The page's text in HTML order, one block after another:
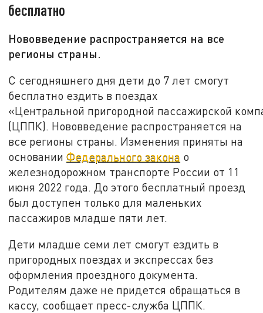
бесплатно
Нововведение распространяется на все
регионы страны.
С сегодняшнего дня дети до 7 лет смогут
бесплатно ездить в поездах
«Центральной пригородной пассажирской
(ЦППК). Нововведение распространяется на
все регионы страны. Изменения приняты на
основанииФедерального закона о
железнодорожном транспорте России от 11
июня 2022 года. До этого бесплатный проезд
был доступен только для маленьких
пассажиров младше пяти лет.
Дети младше семи лет смогут ездить в
пригородных поездах и экспрессах без
оформления проездного документа.
Родителям даже не придется обращаться в
кассу, сообщает пресс-служба ЦППК.